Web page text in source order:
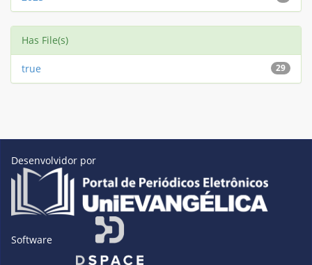
Has File(s)
29
true
Desenvolvidor por
Software